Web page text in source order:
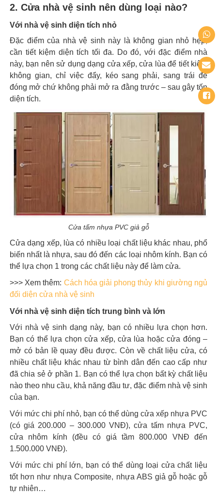
2. Cửa nhà vệ sinh nên dùng loại nào?
Với nhà vệ sinh diện tích nhỏ
Đặc điểm của nhà vệ sinh này là không gian nhỏ hẹp,
cần tiết kiệm diện tích tối đa. Do đó, với đặc điểm nhà
này, bạn nên sử dụng dạng cửa xếp, cửa lùa để tiết kiệm
không gian, chỉ việc đẩy, kéo sang phải, sang trái để
đóng mở chứ không phải mở ra đằng trước – sau gây tốn
diện tích.
Cửa tấm nhựa PVC giả gỗ
Cửa dạng xếp, lùa có nhiều loại chất liệu khác nhau, phổ
biến nhất là nhựa, sau đó đến các loại nhôm kính. Bạn có
thể lựa chọn 1 trong các chất liệu này để làm cửa.
>>> Xem thêm: Cách hóa giải phong thủy khi giường ngủ
đối diện cửa nhà vệ sinh
Với nhà vệ sinh diện tích trung bình và lớn
Với nhà vệ sinh dạng này, bạn có nhiều lựa chọn hơn.
Bạn có thể lựa chọn cửa xếp, cửa lùa hoặc cửa đóng –
mở có bản lề quay đều được. Còn về chất liệu cửa, có
nhiều chất liệu khác nhau từ bình dân đến cao cấp như
đã chia sẻ ở phần 1. Bạn có thể lựa chọn bất kỳ chất liệu
nào theo nhu cầu, khả năng đầu tư, đặc điểm nhà vệ sinh
của bạn.
Với mức chi phí nhỏ, bạn có thể dùng cửa xếp nhựa PVC
(có giá 200.000 – 300.000 VNĐ), cửa tấm nhựa PVC,
cửa nhôm kính (đều có giá tầm 800.000 VNĐ đến
1.500.000 VNĐ).
Với mức chi phí lớn, bạn có thể dùng loại cửa chất liệu
tốt hơn như nhựa Composite, nhựa ABS giả gỗ hoặc gỗ
tự nhiên…